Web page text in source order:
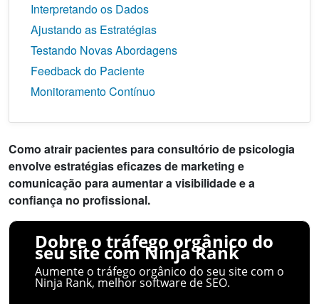
Interpretando os Dados
Ajustando as Estratégias
Testando Novas Abordagens
Feedback do Paciente
Monitoramento Contínuo
Como atrair pacientes para consultório de psicologia
envolve estratégias eficazes de marketing e
comunicação para aumentar a visibilidade e a
confiança no profissional.
Dobre o tráfego orgânico do
seu site com Ninja Rank
Aumente o tráfego orgânico do seu site com o
Ninja Rank, melhor software de SEO.